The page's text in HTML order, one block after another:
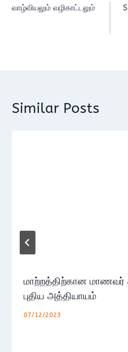
navigation
வாழ்வியலும் வழிகாட்டலும்
Similar Posts
மாற்றத்திற்கான மாணவர்
புதிய அத்தியாயம்
07/12/2023